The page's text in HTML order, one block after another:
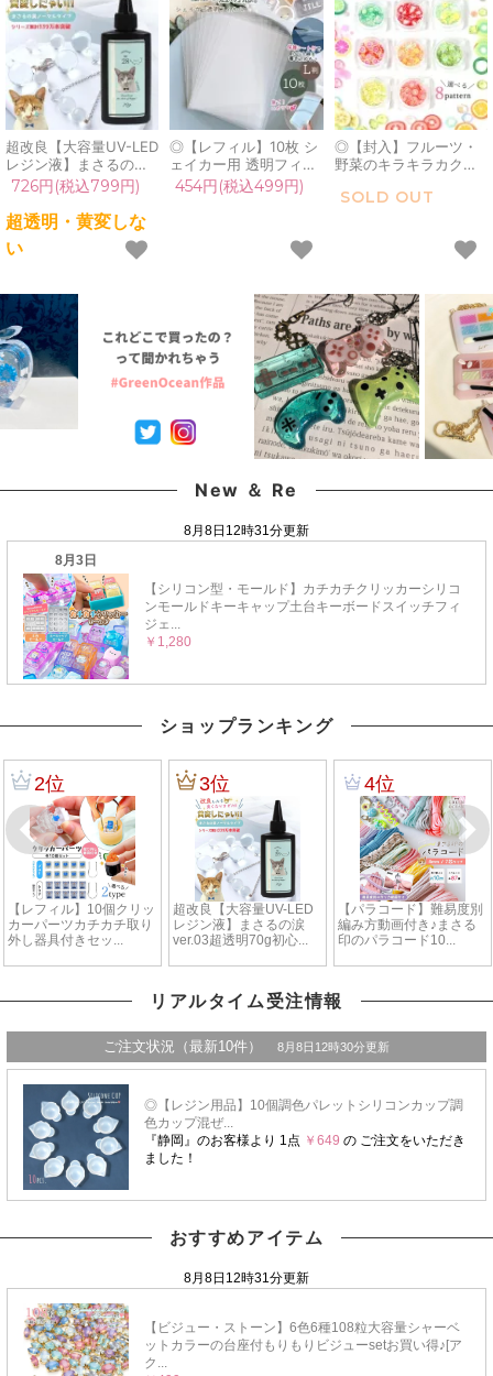
超改良【大容量UV-LED
レジン液】まさるの涙
ver.03 超透明 70g 初心
者 作家 コーティング
ハード 黄変しない 高品
質 クリア 猫 UVレジン
液 安い おすすめ
726円(税込799円)
超透明・黄変しな
い
◎【レフィル】10枚 シ
ェイカー用 透明フィル
ム L判 セット 透明シー
ト カシャカシャ 専用
ャカ レジン クラフト
454円(税込499円)
◎【封入】フルーツ・
野菜のキラキラカクテ
食べ物,輪切り,貼,レジ
スライス棒,シェイカー
SOLD OUT
New ＆ Re
ショップランキング
リアルタイム受注情報
おすすめアイテム